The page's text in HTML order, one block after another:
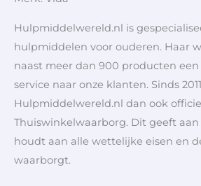
Hulpmiddelwereld.nl is
hulpmiddelen voor ouderen. Haar
naast meer dan 900 producten
service naar onze klanten. Sinds
Hulpmiddelwereld.nl dan ook
Thuiswinkelwaarborg. Dit geeft
houdt aan alle wettelijke eisen en
waarborgt.